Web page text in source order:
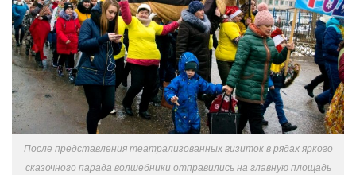
После представления театрализованных визиток в рядах яркого
сказочного парада волшебники отправились на главную площадь